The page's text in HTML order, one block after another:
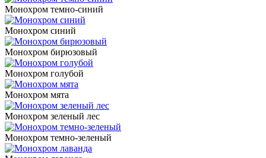
Монохром темно-синий
Монохром синий
Монохром бирюзовый
Монохром голубой
Монохром мята
Монохром зеленый лес
Монохром темно-зеленый